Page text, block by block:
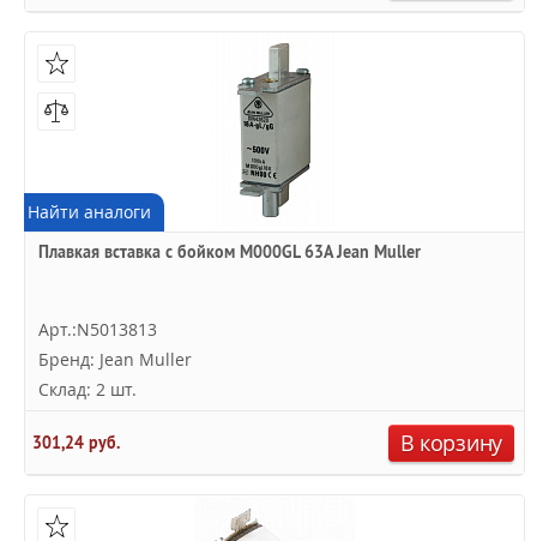
Найти аналоги
Плавкая вставка с бойком M000GL 63А Jean Muller
Арт.:N5013813
Бренд: Jean Muller
Склад: 2 шт.
301,24 руб. В корзину